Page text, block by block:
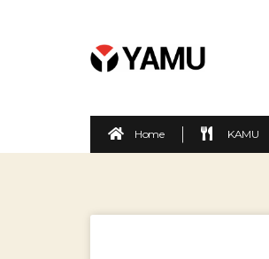
Home KAMU